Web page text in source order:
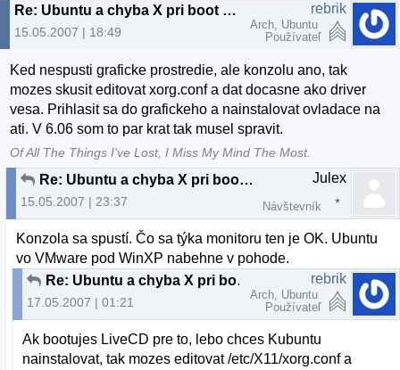
Re: Ubuntu a chyba X pri boot LIVE CD
15.05.2007 | 18:49
rebrik
Arch, Ubuntu
Používateľ
Ked nespusti graficke prostredie, ale konzolu ano, tak
mozes skusit editovat xorg.conf a dat docasne ako driver
vesa. Prihlasit sa do grafickeho a nainstalovat ovladace na
ati. V 6.06 som to par krat tak musel spravit.
Of All The Things I've Lost, I Miss My Mind The Most.
Re: Ubuntu a chyba X pri boot LIVE CD
15.05.2007 | 23:37
Julex
Návštevník
Konzola sa spustí. Čo sa týka monitoru ten je OK. Ubuntu
vo VMware pod WinXP nabehne v pohode.
Re: Ubuntu a chyba X pri boot LIVE CD
17.05.2007 | 01:21
rebrik
Arch, Ubuntu
Používateľ
Ak bootujes LiveCD pre to, lebo chces Kubuntu
nainstalovat, tak mozes editovat /etc/X11/xorg.conf a